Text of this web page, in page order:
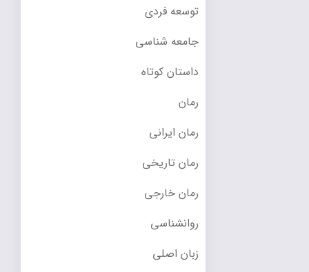
توسعه فردی
جامعه شناسی
داستان کوتاه
رمان
رمان ایرانی
رمان تاریخی
رمان خارجی
روانشناسی
زبان اصلی